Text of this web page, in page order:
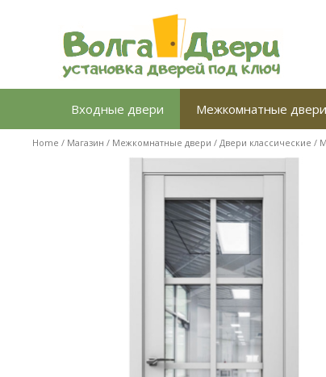
содержимому
Входные двери Межкомнатные двери
Home / Магазин / Межкомнатные двери / Двери классические /